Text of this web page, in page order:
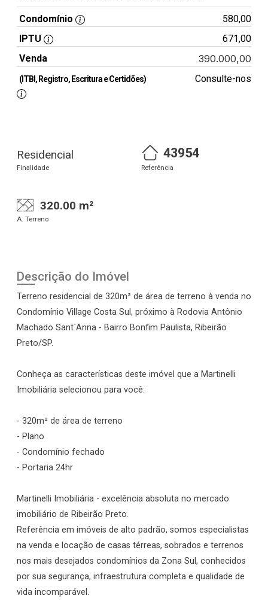
Condomínio
580,00
IPTU
671,00
Venda
390.000,00
(ITBI, Registro, Escritura e Certidões) Consulte-nos
Residencial
Finalidade
43954
Referência
320.00 m²
A. Terreno
Descrição do Imóvel
Terreno residencial de 320m² de área de terreno à venda no
Condomínio Village Costa Sul, próximo à Rodovia Antônio
Machado Sant`Anna - Bairro Bonfim Paulista, Ribeirão
Preto/SP.
Conheça as características deste imóvel que a Martinelli
Imobiliária selecionou para você:
- 320m² de área de terreno
- Plano
- Condomínio fechado
- Portaria 24hr
Martinelli Imobiliária - excelência absoluta no mercado
imobiliário de Ribeirão Preto.
Referência em imóveis de alto padrão, somos especialistas
na venda e locação de casas térreas, sobrados e terrenos
nos mais desejados condomínios da Zona Sul, conhecidos
por sua segurança, infraestrutura completa e qualidade de
vida incomparável.